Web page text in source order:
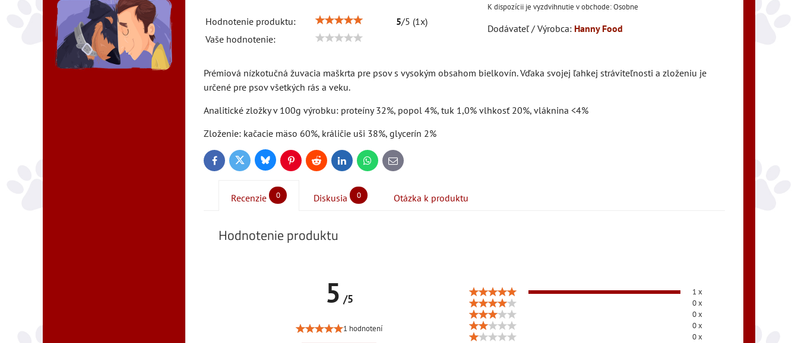
Hodnotenie produktu: 5/5 (1x)
Vaše hodnotenie:
Osobne
Dodávateľ / Výrobca: Hanny Food
Prémiová nízkotučná žuvacia maškrta pre psov s vysokým obsahom bielkovín. Vďaka svojej ľahkej stráviteľnosti a zloženiu je
určené pre psov všetkých rás a veku.
Analitické zložky v 100g výrobku: proteíny 32%, popol 4%, tuk 1,0% vlhkosť 20%, vláknina <4%
Zloženie: kačacie mäso 60%, králičie uši 38%, glycerín 2%
FacebookTwitter BlueskyPinterestReddit LinkedInWhatsApp
E-
mail
Recenzie 0 Diskusia 0 Otázka k produktu
Hodnotenie produktu
5 /5
1 hodnotení
1 x
0 x
0 x
0 x
0 x